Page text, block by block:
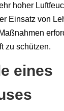
hoher
Einsatz von
zu schützen.
eines